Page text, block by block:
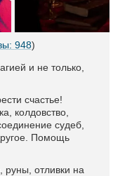
948)
и не только,
счастье!
колдовство,
судеб,
Помощь
руны, отливки на